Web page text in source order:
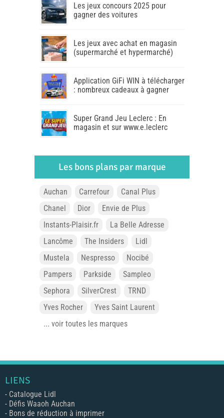
Les jeux concours 2025 pour
gagner des voitures
Les jeux avec achat en magasin
(supermarché et hypermarché)
Application GiFi WIN à télécharger
: nombreux cadeaux à gagner
Super Grand Jeu Leclerc : En
magasin et sur www.e.leclerc
Les bons plans par marque
Auchan Carrefour
Canal Plus
Chanel
Dior
Envie de Plus
Instants-Plaisir.fr
La Belle Adresse
Lancôme
The Insiders
Lidl
Mustela
Nespresso
Nocibé
Pampers
Parkside
Sampleo
Sephora
SilverCrest
TRND
Yves Rocher
Yves Saint Laurent
... voir toutes les marques
LIENS
- Catalogue Lidl
- Défis Waaoh Auchan
- Bons de réduction à imprimer